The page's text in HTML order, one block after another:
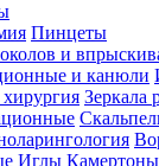
Пинцеты
и
и канюли
Зеркала
Иглы Камертоны